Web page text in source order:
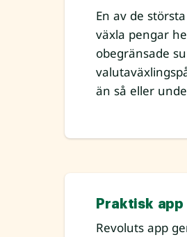
En av de
växla pengar
obegränsade
än så eller
Praktisk
Revoluts app